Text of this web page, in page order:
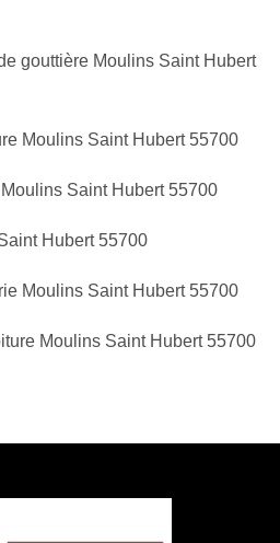
gouttière Moulins Saint Hubert
Moulins Saint Hubert 55700
Saint Hubert 55700
Hubert 55700
Moulins Saint Hubert 55700
Moulins Saint Hubert 55700